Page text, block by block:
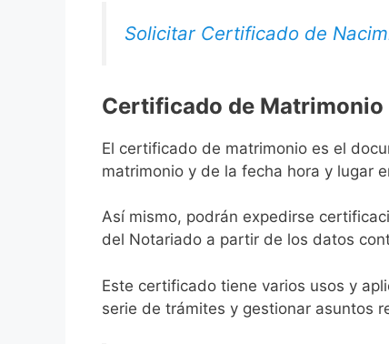
Solicitar Certificado de
Certificado de Matrimonio
El certificado de matrimonio es el
matrimonio y de la fecha hora y lugar
Así mismo, podrán expedirse
del Notariado a partir de los datos
Este certificado tiene varios usos y
serie de trámites y gestionar asuntos